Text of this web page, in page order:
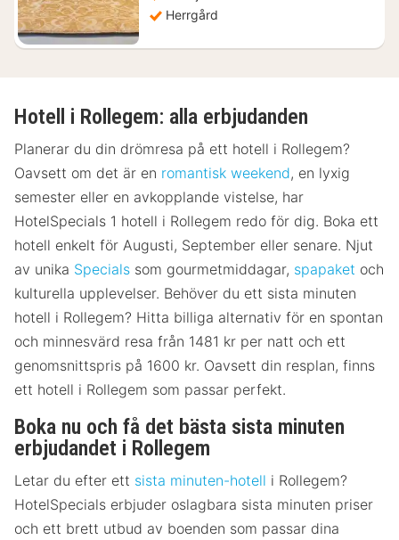
Herrgård
Hotell i Rollegem: alla erbjudanden
Planerar du din drömresa på ett hotell i Rollegem?
Oavsett om det är en romantisk weekend, en lyxig
semester eller en avkopplande vistelse, har
HotelSpecials 1 hotell i Rollegem redo för dig. Boka ett
hotell enkelt för Augusti, September eller senare. Njut
av unika Specials som gourmetmiddagar, spapaket och
kulturella upplevelser. Behöver du ett sista minuten
hotell i Rollegem? Hitta billiga alternativ för en spontan
och minnesvärd resa från 1481 kr per natt och ett
genomsnittspris på 1600 kr. Oavsett din resplan, finns
ett hotell i Rollegem som passar perfekt.
Boka nu och få det bästa sista minuten
erbjudandet i Rollegem
Letar du efter ett sista minuten-hotell i Rollegem?
HotelSpecials erbjuder oslagbara sista minuten priser
och ett brett utbud av boenden som passar dina